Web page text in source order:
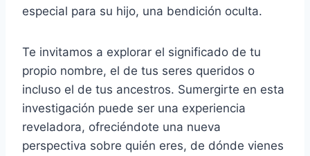
especial para su hijo, una bendición oculta.
Te invitamos a explorar el significado de tu
propio nombre, el de tus seres queridos o
incluso el de tus ancestros. Sumergirte en esta
investigación puede ser una experiencia
reveladora, ofreciéndote una nueva
perspectiva sobre quién eres, de dónde vienes